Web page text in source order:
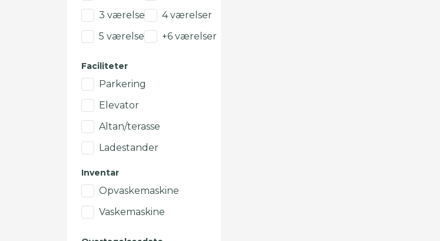
3 værelser
4 værelser
5 værelser
+6 værelser
Faciliteter
Parkering
Elevator
Altan/terasse
Ladestander
Inventar
Opvaskemaskine
Vaskemaskine